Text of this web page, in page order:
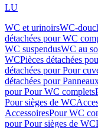
LU
WC et urinoirsWC-
détachées pour WC
WC suspendusWC au
WCPièces détachées
détachées pour Pour
détachées pour
pour Pour WC complets
Pour sièges de WC
AccessoiresPour WC
pour Pour sièges de WC